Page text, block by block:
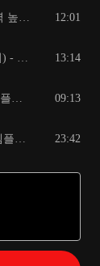
파트1> 6강-Acting Power(실행력 높이기) - 저항을 극복하는 실행 전략 3) 분출하고 : 일의 가치에 따라 몰입하는 분출기법 12:01
파트1> 7강-Reflection (성찰하기) - 꾸준히 행복하게 DAR System을 운영하는 비결 13:14
파트1> 8강-DAR System 노션템플릿 활용법 - To be map, 관심목록 09:13
파트1> 9강- DAR System 노션템플릿 활용법 - 3 Go 전략을 위한 템플릿 23:42
13:24
23:05